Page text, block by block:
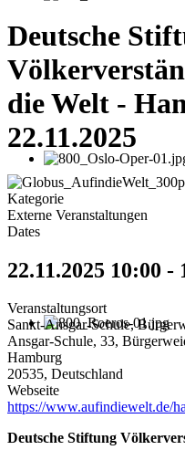
Deutsche
die Welt -
22.11.2025
Kategorie
Externe Veranstaltungen
Dates
22.11.2025 10:00 -
Veranstaltungsort
Sankt-Ansgar-Schule,
Ansgar-Schule, 33,
Hamburg
20535, Deutschland
Webseite
https://www.aufindiewelt.de/
Deutsche Stiftung